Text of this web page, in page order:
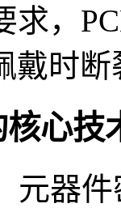
求，
戴时断
心技
元器